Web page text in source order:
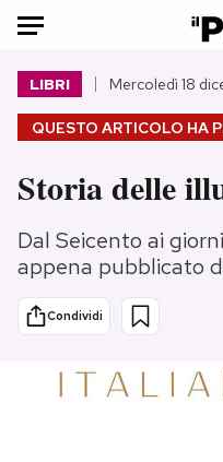
HOME
Italia
Politica
Tecnologia
Internet
Scienza
Cultura
Economia
QUESTO ARTICOLO HA
LIBRI Mercoledì 18
Storia delle
Dal Seicento ai
appena pubblicato
Condividi